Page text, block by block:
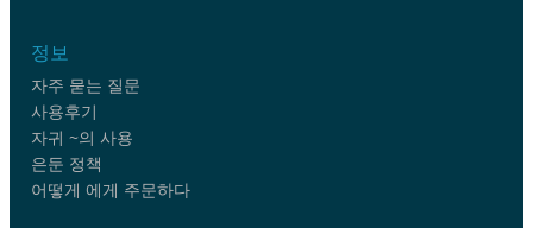
정보
자주 묻는 질문
사용후기
자귀 ~의 사용
은둔 정책
어떻게 에게 주문하다